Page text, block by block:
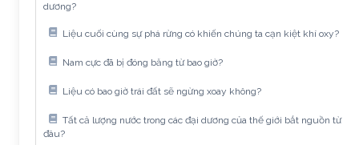
dương?
Liệu cuối cùng sự phá rừng có khiến chúng ta cạn kiệt khí oxy?
Nam cực đã bị đóng băng từ bao giờ?
Liệu có bao giờ trái đất sẽ ngừng xoay không?
Tất cả lượng nước trong các đại dương của thế giới bắt nguồn từ
đâu?